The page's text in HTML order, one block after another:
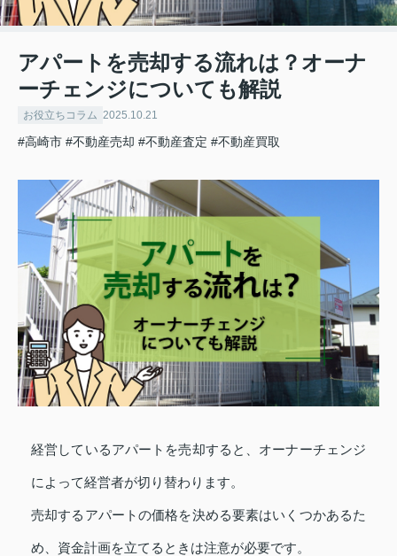
アパートを売却する流れは？オーナ
ーチェンジについても解説
お役立ちコラム 2025.10.21
#高崎市 #不動産売却 #不動産査定 #不動産買取
経営しているアパートを売却すると、オーナーチェンジ
によって経営者が切り替わります。
売却するアパートの価格を決める要素はいくつかあるた
め、資金計画を立てるときは注意が必要です。